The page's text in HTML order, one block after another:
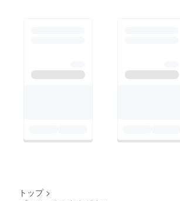
トップ >